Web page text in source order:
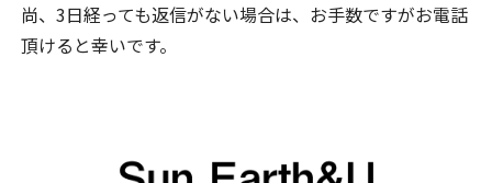
尚、3日経っても返信がない場合は、お手数ですがお電話
頂けると幸いです。